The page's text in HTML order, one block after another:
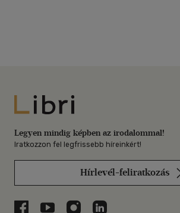
Libri
Legyen mindig képben az irodalommal!
Iratkozzon fel legfrissebb híreinkért!
Hírlevél-feliratkozás
Libri a Facebookon
Libri a Youtube-on
Libri az Instagramon
Libri a LinkedInen